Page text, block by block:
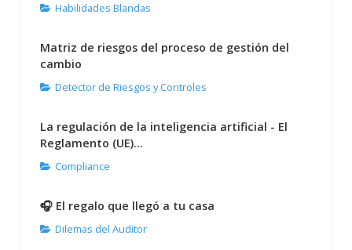
Habilidades Blandas
Matriz de riesgos del proceso de gestión del
cambio
Detector de Riesgos y Controles
La regulación de la inteligencia artificial - El
Reglamento (UE)...
Compliance
🎧 El regalo que llegó a tu casa
Dilemas del Auditor